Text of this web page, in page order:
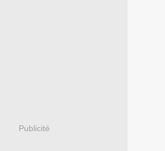
Publicité